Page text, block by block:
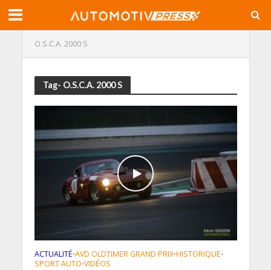
O.S.C.A. 2000 S
Tag- O.S.C.A. 2000 S
ACTUALITÉ•AVD OLDTIMER GRAND PRIX•HISTORIQUE•
SPORT AUTO•VIDÉOS